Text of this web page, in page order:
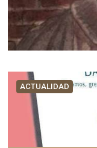
ACTUALIDAD